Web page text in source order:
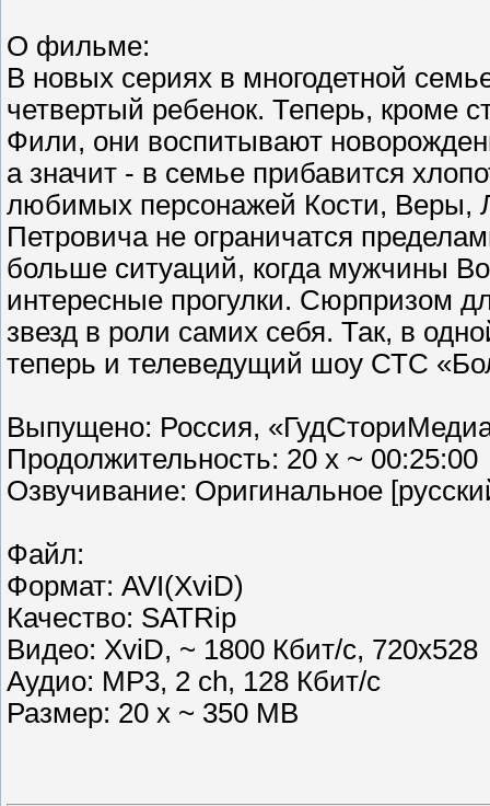
О фильме:
В новых сериях в многодетной
четвертый ребенок. Теперь, кроме
Фили, они воспитывают
а значит - в семье прибавится
любимых персонажей Кости, Веры,
Петровича не ограничатся
больше ситуаций, когда мужчины
интересные прогулки. Сюрпризом
звезд в роли самих себя. Так, в
теперь и телеведущий шоу СТС
Выпущено: Россия,
Продолжительность: 20 x ~ 00:25:00
Озвучивание: Оригинальное
Файл:
Формат: AVI(XviD)
Качество: SATRip
Видео: XviD, ~ 1800 Кбит/с, 720х528
Аудио: MP3, 2 ch, 128 Кбит/с
Размер: 20 x ~ 350 MB